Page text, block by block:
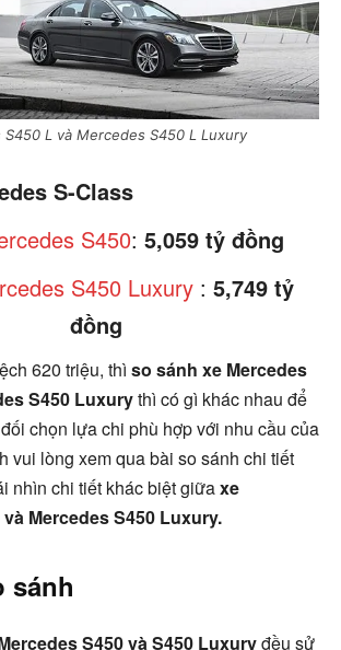
L và Mercedes S450 L Luxury
S-Class
S450: 5,059 tỷ đồng
S450 Luxury: 5,749 tỷ
đồng
620 triệu, thì so sánh xe Mercedes
S450 Luxurythì có gì khác nhau để
chọn lựa chi phù hợp với nhu cầu của
vui lòng xem qua bài so sánh chi tiết
nhìn chi tiết khác biệt giữaxe
Mercedes S450 Luxury.
sánh
S450 và S450 Luxuryđều sử